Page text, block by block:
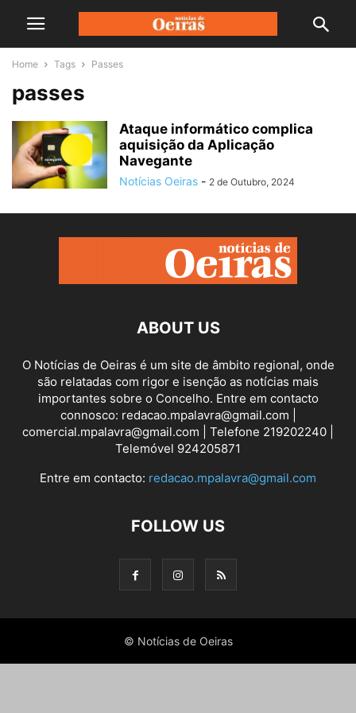
Home Tags Passes
passes
Ataque informático complica
aquisição da Aplicação
Navegante
Notícias Oeiras - 2 de Outubro, 2024
ABOUT US
O Notícias de Oeiras é um site de âmbito regional, onde
são relatadas com rigor e isenção as notícias mais
importantes sobre o Concelho. Entre em contacto
connosco: redacao.mpalavra@gmail.com |
comercial.mpalavra@gmail.com | Telefone 219202240 |
Telemóvel 924205871
Entre em contacto: redacao.mpalavra@gmail.com
FOLLOW US
© Notícias de Oeiras